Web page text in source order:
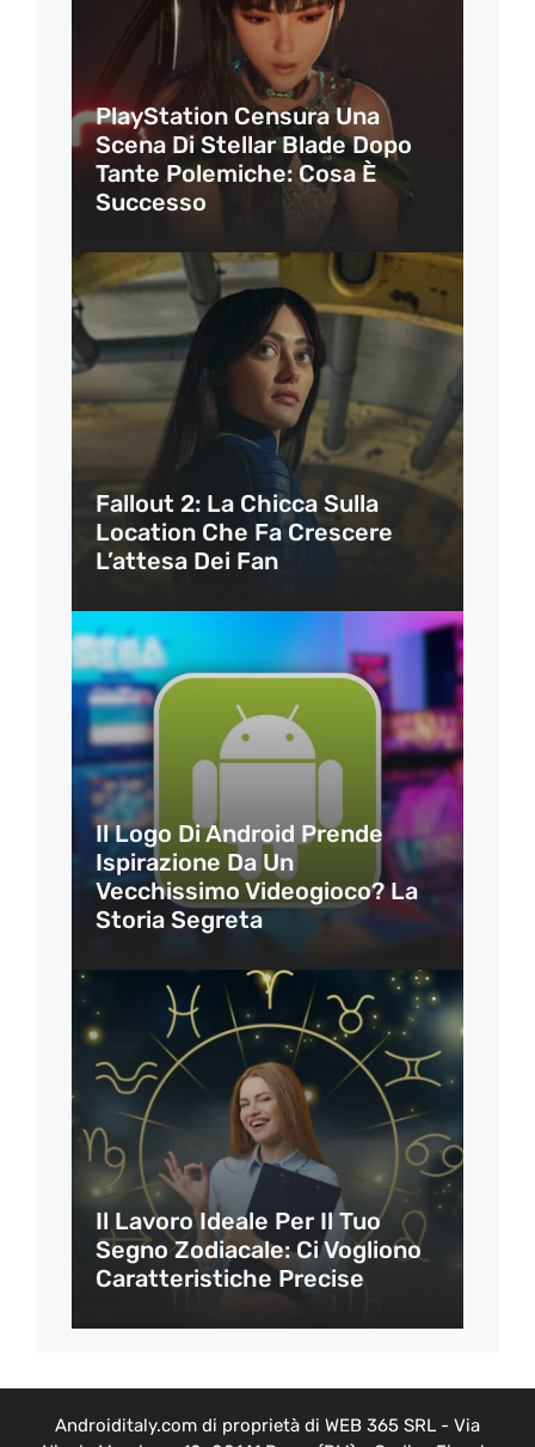
PlayStation Censura Una
Scena Di Stellar Blade Dopo
Tante Polemiche: Cosa È
Successo
Fallout 2: La Chicca Sulla
Location Che Fa Crescere
L’attesa Dei Fan
Il Logo Di Android Prende
Ispirazione Da Un
Vecchissimo Videogioco? La
Storia Segreta
Il Lavoro Ideale Per Il Tuo
Segno Zodiacale: Ci Vogliono
Caratteristiche Precise
Androiditaly.com di proprietà di WEB 365 SRL - Via